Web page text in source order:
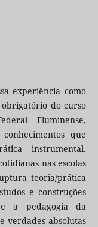
experiência como
obrigatório do curso
Fluminense,
que
instrumental.
nas escolas
teoria/prática
e construções
e a pedagogia da
verdades absolutas